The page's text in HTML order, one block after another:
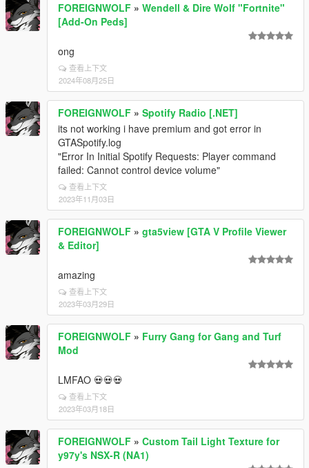
FOREIGNWOLF » Wendell & Dire Wolf "Fortnite"
[Add-On Peds]
ong
查看上下文
2024年08月25日
FOREIGNWOLF » Spotify Radio [.NET]
its not working i have premium and got error in
GTASpotify.log
"Error In Initial Spotify Requests: Player command
failed: Cannot control device volume"
查看上下文
2023年11月03日
FOREIGNWOLF » gta5view [GTA V Profile Viewer
& Editor]
amazing
查看上下文
2023年03月29日
FOREIGNWOLF » Furry Gang for Gang and Turf
Mod
LMFAO 💀💀💀
查看上下文
2023年03月18日
FOREIGNWOLF » Custom Tail Light Texture for
y97y's NSX-R (NA1)